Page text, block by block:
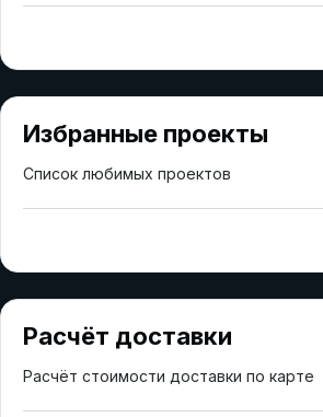
Избранные проекты
Список любимых проектов
Расчёт доставки
Расчёт стоимости доставки по карте